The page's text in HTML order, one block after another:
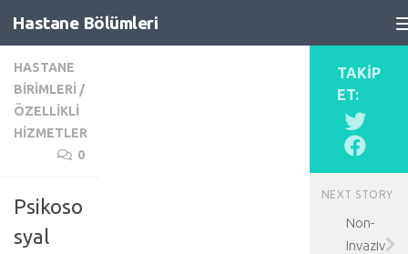
Skip to content
Hastane Bölümleri
HASTANE
BIRIMLERI /
ÖZELLIKLI
HIZMETLER
0
Psikoso
syal
TAKIP
ET:
NEXT STORY
Non-
Invaziv